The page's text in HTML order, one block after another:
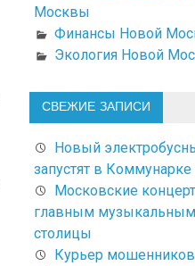
Москвы
Финансы Новой
Экология Новой
СВЕЖИЕ ЗАПИСИ
Новый
запустят в
Московские
главным
столицы
Курьер